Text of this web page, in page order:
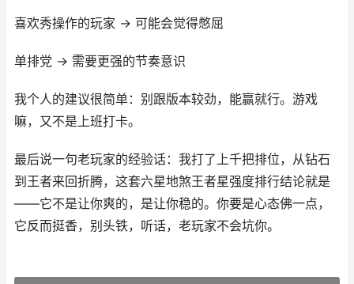
喜欢秀操作的玩家 → 可能会觉得憋屈
单排党 → 需要更强的节奏意识
我个人的建议很简单：别跟版本较劲，能赢就行。游戏
嘛，又不是上班打卡。
最后说一句老玩家的经验话：我打了上千把排位，从钻石
到王者来回折腾，这套六星地煞王者星强度排行结论就是
——它不是让你爽的，是让你稳的。你要是心态佛一点，
它反而挺香，别头铁，听话，老玩家不会坑你。